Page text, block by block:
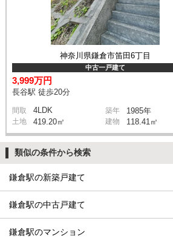
神奈川県鎌倉市笛田6丁目
中古一戸建て
3,999万円
長谷駅 徒歩20分
間取 4LDK 築年 1985年
土地 419.20㎡ 建物 118.41㎡
類似の条件から検索
鎌倉駅の新築戸建て
鎌倉駅の中古戸建て
鎌倉駅のマンション